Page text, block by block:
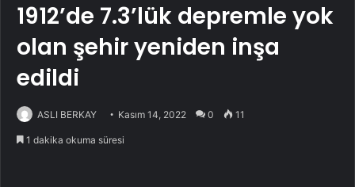
1912’de 7.3’lük depremle yok
olan şehir yeniden inşa
edildi
ASLI BERKAY Kasım 14, 2022 0 11
1 dakika okuma süresi